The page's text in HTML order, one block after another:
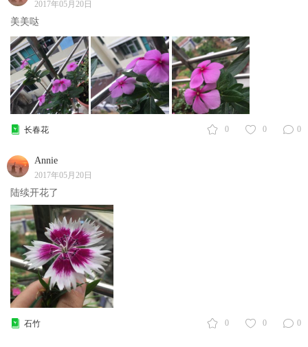
2017年05月20日
美美哒
0 0 0
长春花
Annie
2017年05月20日
陆续开花了
0 0 0
石竹